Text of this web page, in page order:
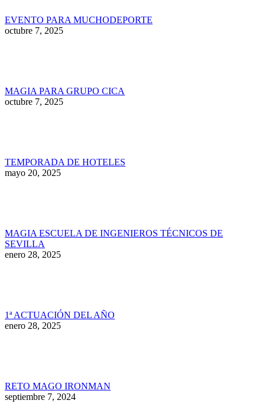
EVENTO PARA MUCHODEPORTE
octubre 7, 2025
MAGIA PARA GRUPO CICA
octubre 7, 2025
TEMPORADA DE HOTELES
mayo 20, 2025
MAGIA ESCUELA DE INGENIEROS TÉCNICOS DE
SEVILLA
enero 28, 2025
1ª ACTUACIÓN DEL AÑO
enero 28, 2025
RETO MAGO IRONMAN
septiembre 7, 2024